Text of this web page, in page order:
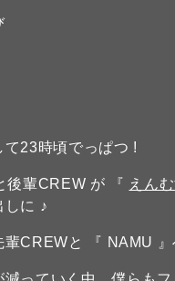
て23時頃でっぱつ !
後輩CREW が 『 えん
しに ♪
輩CREWと 『 NAMU 』